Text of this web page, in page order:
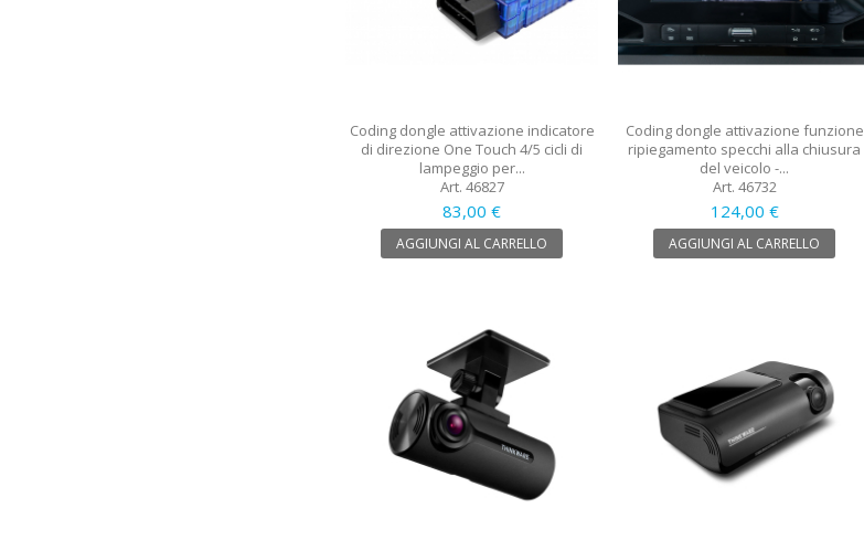
Coding dongle attivazione indicatore
di direzione One Touch 4/5 cicli di
lampeggio per...
Art. 46827
83,00 €
AGGIUNGI AL CARRELLO
Coding dongle attivazione funzione
ripiegamento specchi alla chiusura
del veicolo -...
Art. 46732
124,00 €
AGGIUNGI AL CARRELLO